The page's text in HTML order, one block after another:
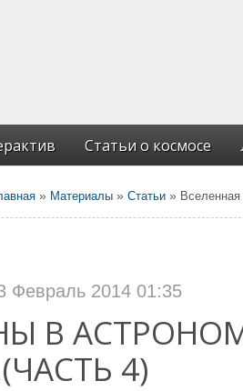
Статьи о космосе
» Материалы » Статьи »
Февраль 2014 01:35
В
4)